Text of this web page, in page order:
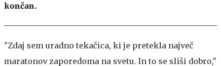
končan.
"Zdaj sem uradno tekačica, ki je pretekla največ
maratonov zaporedoma na svetu. In to se sliši dobro,"